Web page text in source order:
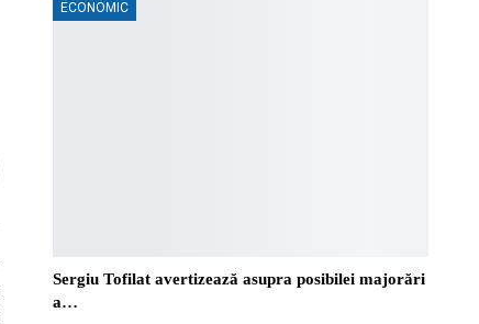
ECONOMIC
Sergiu Tofilat avertizează asupra posibilei majorări
a…